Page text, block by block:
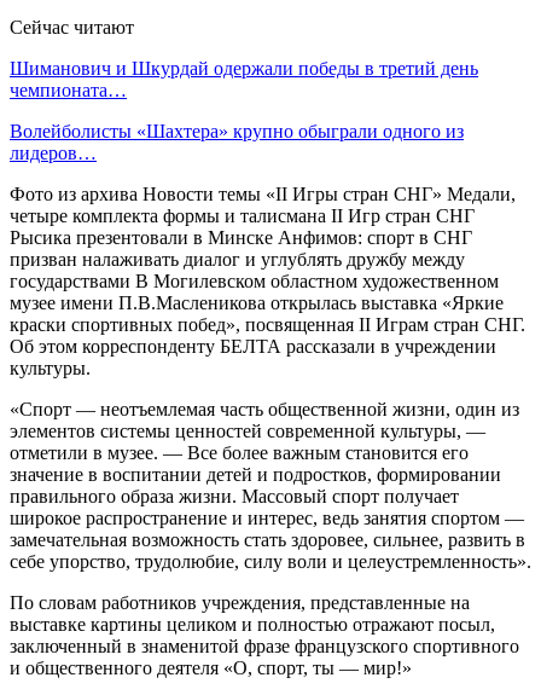
Сейчас читают
Шиманович и Шкурдай одержали победы в третий день
чемпионата…
Волейболисты «Шахтера» крупно обыграли одного из
лидеров…
Фото из архива Новости темы «II Игры стран СНГ» Медали,
четыре комплекта формы и талисмана II Игр стран СНГ
Рысика презентовали в Минске Анфимов: спорт в СНГ
призван налаживать диалог и углублять дружбу между
государствами В Могилевском областном художественном
музее имени П.В.Масленикова открылась выставка «Яркие
краски спортивных побед», посвященная II Играм стран СНГ.
Об этом корреспонденту БЕЛТА рассказали в учреждении
культуры.
«Спорт — неотъемлемая часть общественной жизни, один из
элементов системы ценностей современной культуры, —
отметили в музее. — Все более важным становится его
значение в воспитании детей и подростков, формировании
правильного образа жизни. Массовый спорт получает
широкое распространение и интерес, ведь занятия спортом —
замечательная возможность стать здоровее, сильнее, развить в
себе упорство, трудолюбие, силу воли и целеустремленность».
По словам работников учреждения, представленные на
выставке картины целиком и полностью отражают посыл,
заключенный в знаменитой фразе французского спортивного
и общественного деятеля «О, спорт, ты — мир!»